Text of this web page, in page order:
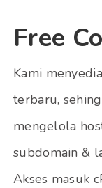
Free
Kami
terbaru,
mengelola
subdomain &
Akses masuk